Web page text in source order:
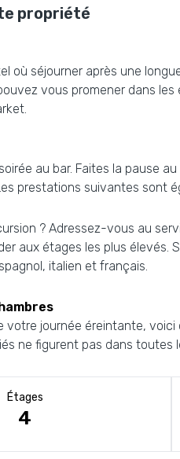
propriété
où séjourner après une
vous promener dans les
au bar. Faites la pause
prestations suivantes sont
? Adressez-vous au
aux étages les plus élevés.
italien et français.
votre journée éreintante,
ne figurent pas dans toutes
Étages
4